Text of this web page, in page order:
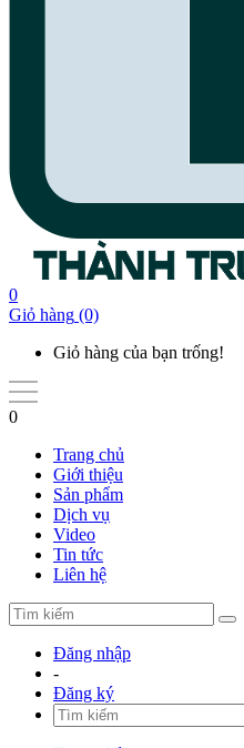
0
Giỏ hàng (0)
Giỏ hàng của bạn trống!
0
Trang chủ
Giới thiệu
Sản phẩm
Dịch vụ
Video
Tin tức
Liên hệ
Đăng nhập
-
Đăng ký